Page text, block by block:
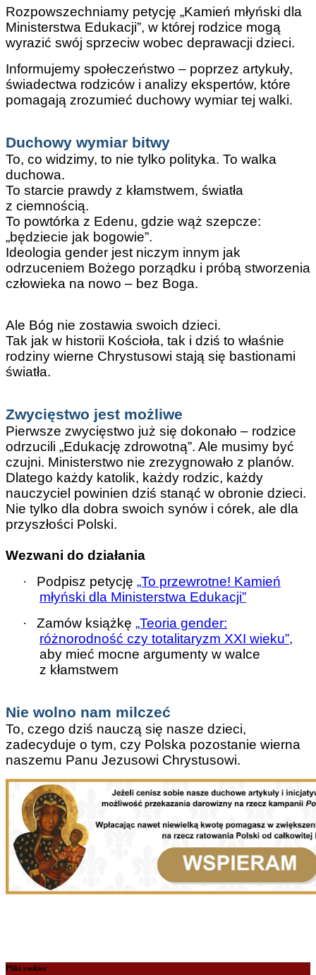
Rozpowszechniamy petycję „Kamień młyński dla
Ministerstwa Edukacji”, w której rodzice mogą
wyrazić swój sprzeciw wobec deprawacji dzieci.
Informujemy społeczeństwo – poprzez artykuły,
świadectwa rodziców i analizy ekspertów, które
pomagają zrozumieć duchowy wymiar tej walki.
Duchowy wymiar bitwy
To, co widzimy, to nie tylko polityka. To walka
duchowa.
To starcie prawdy z kłamstwem, światła
z ciemnością.
To powtórka z Edenu, gdzie wąż szepcze:
„będziecie jak bogowie”.
Ideologia gender jest niczym innym jak
odrzuceniem Bożego porządku i próbą stworzenia
człowieka na nowo – bez Boga.
Ale Bóg nie zostawia swoich dzieci.
Tak jak w historii Kościoła, tak i dziś to właśnie
rodziny wierne Chrystusowi stają się bastionami
światła.
Zwycięstwo jest możliwe
Pierwsze zwycięstwo już się dokonało – rodzice
odrzucili „Edukację zdrowotną”. Ale musimy być
czujni. Ministerstwo nie zrezygnowało z planów.
Dlatego każdy katolik, każdy rodzic, każdy
nauczyciel powinien dziś stanąć w obronie dzieci.
Nie tylko dla dobra swoich synów i córek, ale dla
przyszłości Polski.
Wezwani do działania
·
Podpisz petycję „To przewrotne! Kamień
młyński dla Ministerstwa Edukacji”
·
Zamów książkę „Teoria gender:
różnorodność czy totalitaryzm XXI wieku”,
aby mieć mocne argumenty w walce
z kłamstwem
Nie wolno nam milczeć
To, czego dziś nauczą się nasze dzieci,
zadecyduje o tym, czy Polska pozostanie wierna
naszemu Panu Jezusowi Chrystusowi.
Pliki cookies